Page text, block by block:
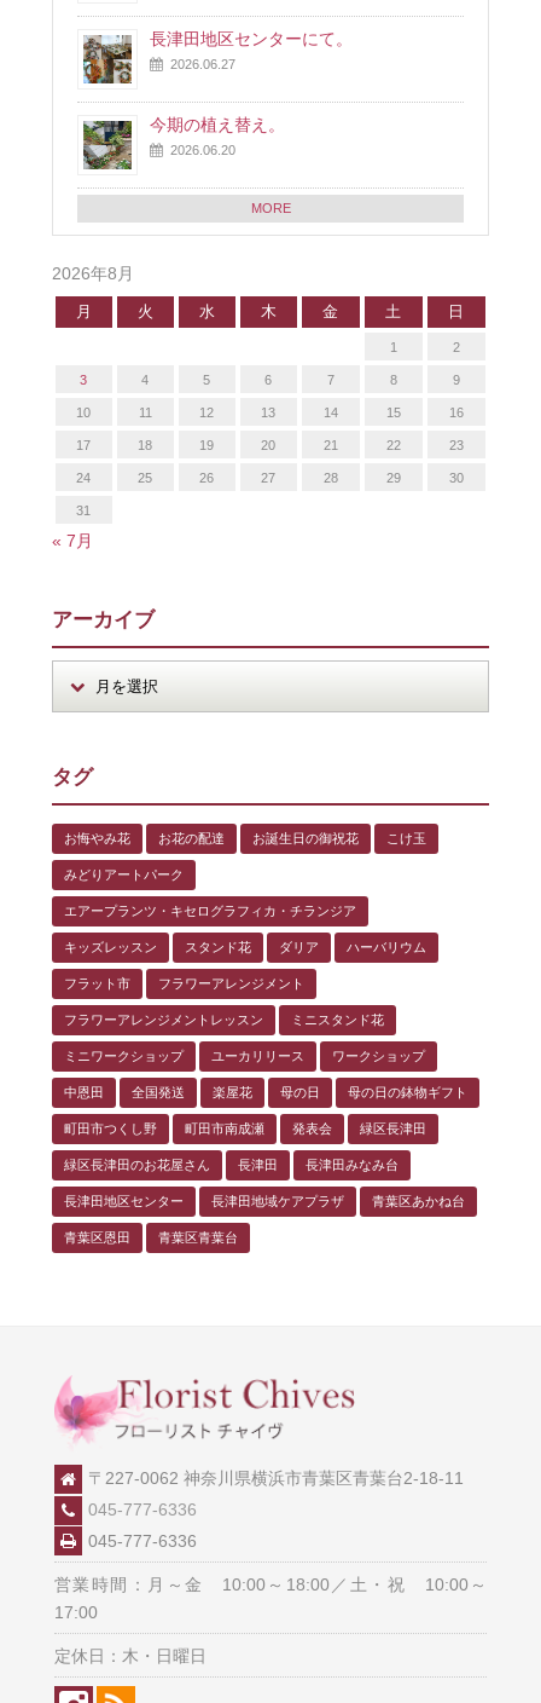
長津田地区センターにて。
2026.06.27
今期の植え替え。
2026.06.20
MORE
2026年8月
月 火 水 木 金 土 日
1 2
3 4 5 6 7 8 9
10 11 12 13 14 15 16
17 18 19 20 21 22 23
24 25 26 27 28 29 30
31
« 7月
アーカイブ
タグ
お悔やみ花 お花の配達 お誕生日の御祝花 こけ玉
みどりアートパーク
エアープランツ・キセログラフィカ・チランジア
キッズレッスン スタンド花 ダリア ハーバリウム
フラット市 フラワーアレンジメント
フラワーアレンジメントレッスン ミニスタンド花
ミニワークショップ ユーカリリース ワークショップ
中恩田 全国発送 楽屋花 母の日 母の日の鉢物ギフト
町田市つくし野 町田市南成瀬 発表会 緑区長津田
緑区長津田のお花屋さん 長津田 長津田みなみ台
長津田地区センター 長津田地域ケアプラザ 青葉区あかね台
青葉区恩田 青葉区青葉台
〒227-0062 神奈川県横浜市青葉区青葉台2-18-11
045-777-6336
045-777-6336
営業時間：月～金 10:00～18:00／土・祝 10:00～
17:00
定休日：木・日曜日